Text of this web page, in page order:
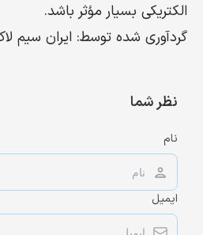
الکتریکی بسیار مؤثر باشد.
گردآوری شده توسط: ایران سیم
نظر شما
نام
ایمیل